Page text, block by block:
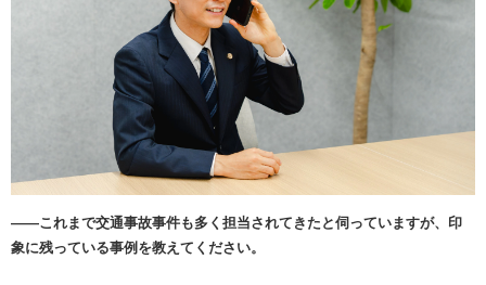
――これまで交通事故事件も多く担当されてきたと伺っていますが、印
象に残っている事例を教えてください。